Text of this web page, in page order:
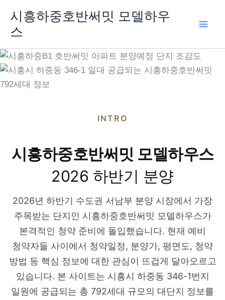
로
건
시흥하중호반써밋 모델하우
스
INTRO
시흥하중호반써밋 모델하우스
2026 하반기 분양
2026년 하반기 수도권 서남부 분양 시장에서 가장
주목받는 단지인 시흥하중호반써밋 모델하우스가
본격적인 청약 준비에 돌입했습니다. 현재 예비
청약자들 사이에서 청약일정, 분양가, 평면도, 청약
방법 등 핵심 정보에 대한 관심이 뜨겁게 달아오르고
있습니다. 본 사이트는 시흥시 하중동 346-1번지
일원에 공급되는 총 792세대 규모의 대단지 정보를